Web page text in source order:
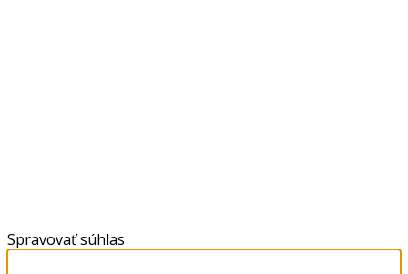
Spravovať súhlas